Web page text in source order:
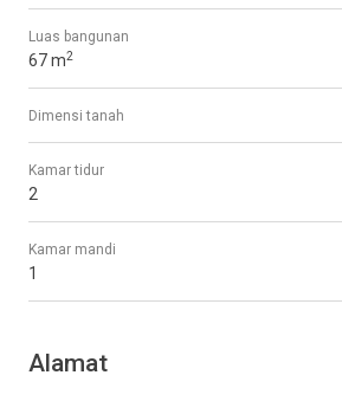
Luas bangunan
67 m2
Dimensi tanah
Kamar tidur
2
Kamar mandi
1
Alamat